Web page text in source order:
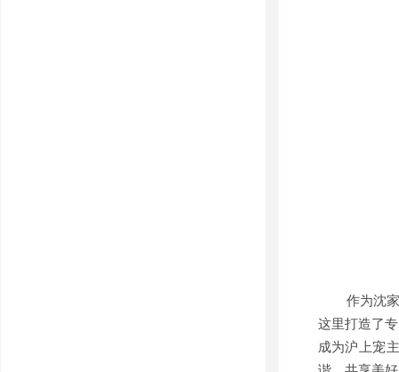
作为沈
这里打造了
成为沪上宠